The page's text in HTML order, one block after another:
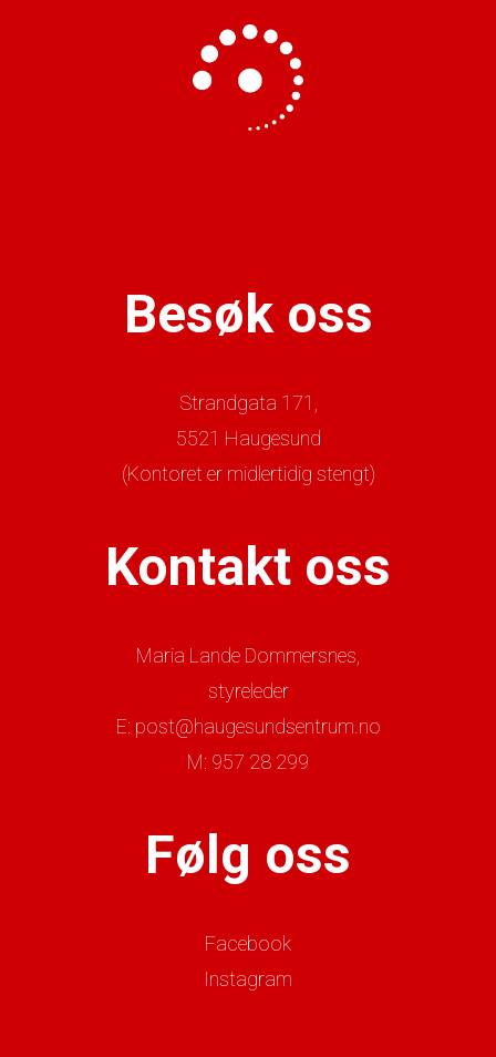
Besøk oss
Strandgata 171,
5521 Haugesund
(Kontoret er midlertidig stengt)
Kontakt oss
Maria Lande Dommersnes,
styreleder
E: post@haugesundsentrum.no
M: 957 28 299
Følg oss
Facebook
Instagram